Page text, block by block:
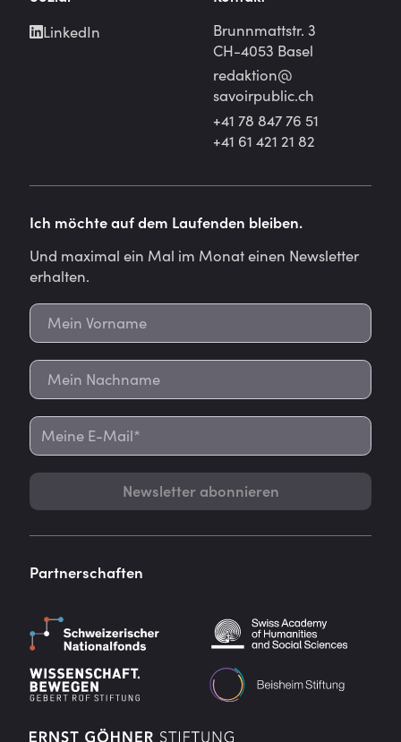
LinkedIn
Brunnmattstr. 3
CH-4053 Basel
redaktion@
savoirpublic.ch
+41 78 847 76 51
+41 61 421 21 82
Ich möchte auf dem Laufenden bleiben.
Und maximal ein Mal im Monat einen Newsletter
erhalten.
Newsletter abonnieren
Partnerschaften